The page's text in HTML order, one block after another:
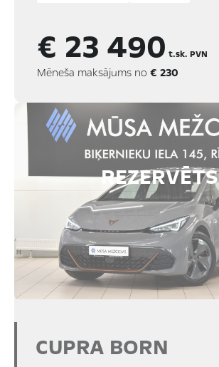
€ 23 490t.sk. PVN
Mēneša maksājums no € 230
REZERVĒTS
CUPRA BORN